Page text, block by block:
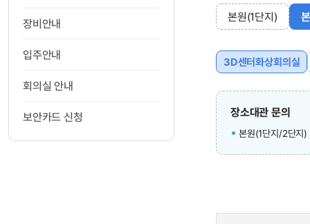
장비안내
입주안내
회의실 안내
보안카드 신청
본원(1단지)
3D센터화상회의실
장소대관 문의
본원(1단지/2단